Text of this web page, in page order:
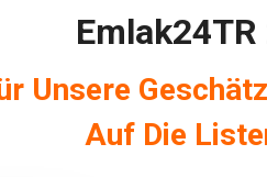
Emlak24TR
Unsere
Auf Die